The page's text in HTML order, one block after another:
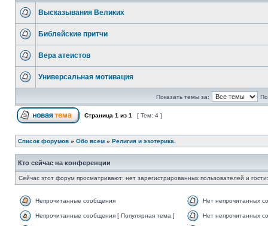
Высказывания Великих
Библейские притчи
Вера атеистов
Универсальная мотивация
Показать темы за:
Страница 1 из 1 [ Тем: 4 ]
Список форумов » Обо всем » Религия и эзотерика.
Кто сейчас на конференции
Сейчас этот форум просматривают: нет зарегистрированных пользователей и
Непрочитанные сообщения Нет непрочитанных
Непрочитанные сообщения [ Популярная тема ] Нет непрочитанных